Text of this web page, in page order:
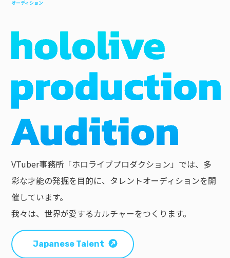
オーディション
VTuber事務所「ホロライブプロダクション」では、多
彩な才能の発掘を目的に、タレントオーディションを開
催しています。
我々は、世界が愛するカルチャーをつくります。
Japanese Talent